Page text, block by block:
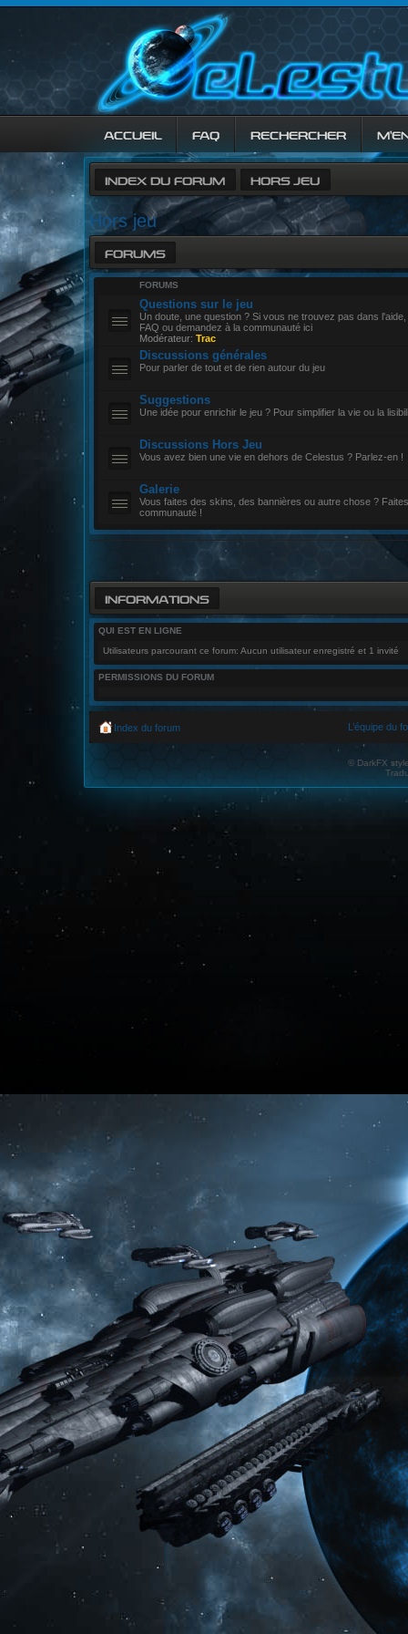
ACCUEIL FAQ RECHERCHER
INDEX DU FORUM HORS JEU
Hors jeu
FORUMS
FORUMS
Questions sur le jeu
Un doute, une question ? Si vous ne trouvez pas dans
FAQ ou demandez à la communauté ici
Modérateur: Trac
Discussions générales
Pour parler de tout et de rien autour du jeu
Suggestions
Une idée pour enrichir le jeu ? Pour simplifier la vie ou la
Discussions Hors Jeu
Vous avez bien une vie en dehors de Celestus ? Parlez-en !
Galerie
Vous faites des skins, des bannières ou autre chose ?
communauté !
INFORMATIONS
QUI EST EN LIGNE
Utilisateurs parcourant ce forum: Aucun utilisateur enregistré et 1 invité
PERMISSIONS DU FORUM
Index du forum L’équipe du
© DarkFX